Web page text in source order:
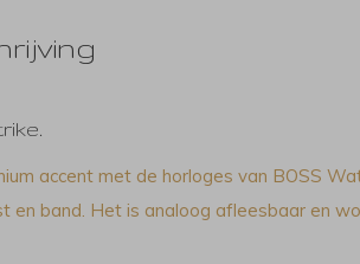
accent met de horloges van BOSS
en band. Het is analoog afleesbaar en